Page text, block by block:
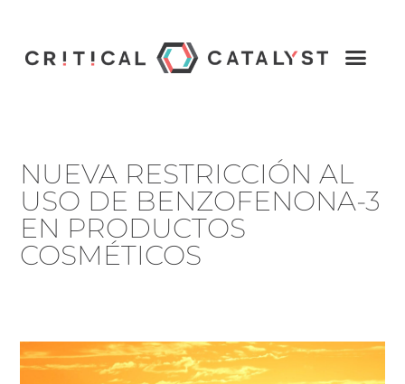
NUEVA RESTRICCIÓN AL
USO DE BENZOFENONA-3
EN PRODUCTOS
COSMÉTICOS